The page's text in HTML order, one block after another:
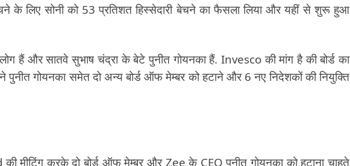
लिए सोनी को 53 प्रतिशत हिस्सेदारी बेचने का फैसला लिया और यहीं से शुरू हुआ
हैं और सातवे सुभाष चंद्रा के बेटे पुनीत गोयनका हैं. Invesco की मांग है की बोर्ड का
पुनीत गोयनका समेत दो अन्य बोर्ड ऑफ मेम्बर को हटाने और 6 नए निदेशकों की नियुक्ति
मीटिंग करके दो बोर्ड ऑफ मेम्बर और Zee के CEO पुनीत गोयनका को हटाना चाहते